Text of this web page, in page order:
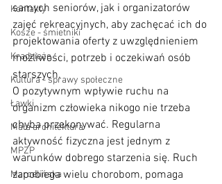
Kontakty
Kosze - śmietniki
Kradzieże
Kultura - sprawy społeczne
Ławki
Mała architektura
MPZP
Marcelińska
samych seniorów, jak i organizatorów
zajęć rekreacyjnych, aby zachęcać ich do
projektowania oferty z uwzględnieniem
możliwości, potrzeb i oczekiwań osób
starszych.
O pozytywnym wpływie ruchu na
organizm człowieka nikogo nie trzeba
chyba przekonywać. Regularna
aktywność fizyczna jest jednym z
warunków dobrego starzenia się. Ruch
zapobiega wielu chorobom, pomaga